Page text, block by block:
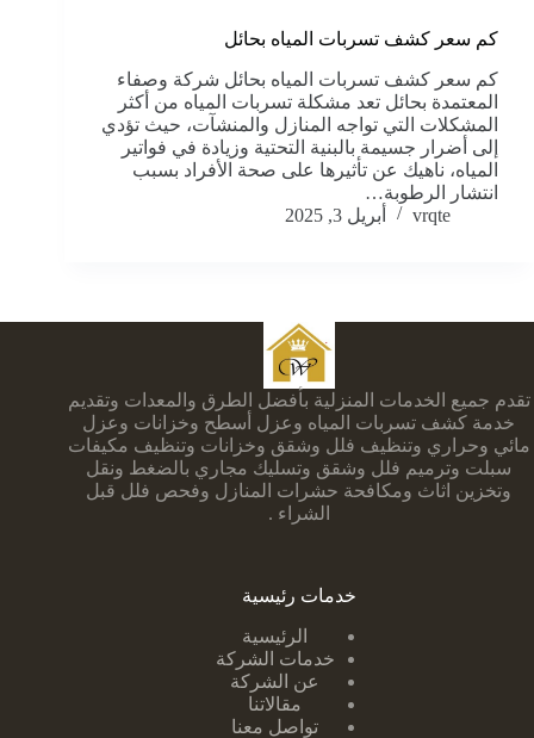
كم سعر كشف تسربات المياه بحائل
كم سعر كشف تسربات المياه بحائل شركة وصفاء
المعتمدة بحائل تعد مشكلة تسربات المياه من أكثر
المشكلات التي تواجه المنازل والمنشآت، حيث تؤدي
إلى أضرار جسيمة بالبنية التحتية وزيادة في فواتير
المياه، ناهيك عن تأثيرها على صحة الأفراد بسبب
انتشار الرطوبة…
vrqte
أبريل 3, 2025
تقدم جميع الخدمات المنزلية بأفضل الطرق والمعدات وتقديم
خدمة كشف تسربات المياه وعزل أسطح وخزانات وعزل
مائي وحراري وتنظيف فلل وشقق وخزانات وتنظيف مكيفات
سبلت وترميم فلل وشقق وتسليك مجاري بالضغط ونقل
وتخزين اثاث ومكافحة حشرات المنازل وفحص فلل قبل
الشراء .
خدمات رئيسية
الرئيسية
خدمات الشركة
عن الشركة
مقالاتنا
تواصل معنا